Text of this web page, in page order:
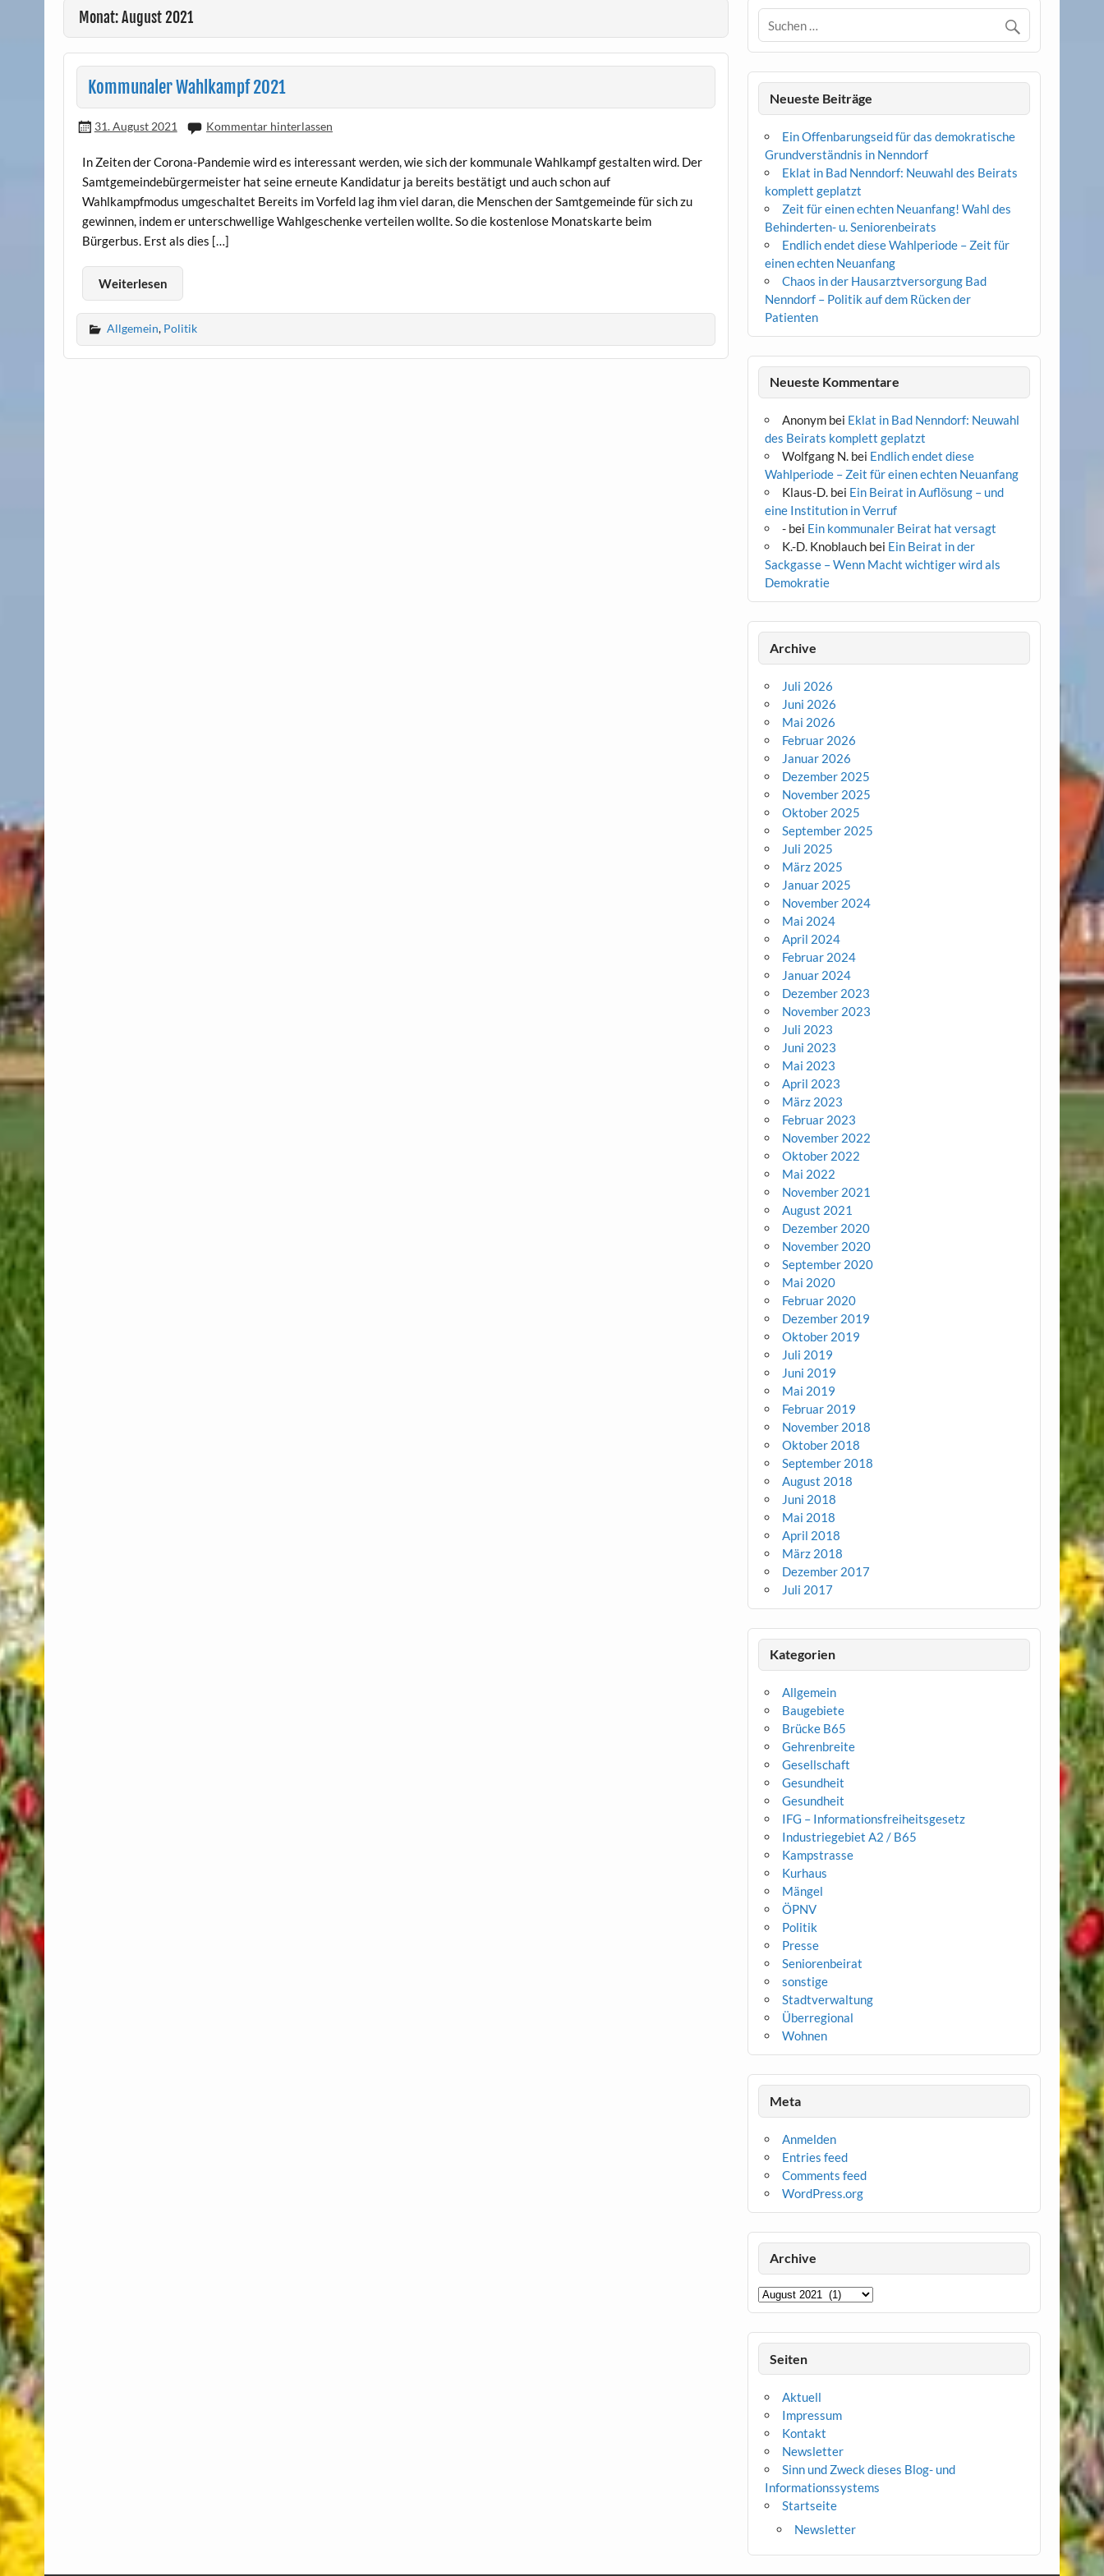
Monat: August 2021
Kommunaler Wahlkampf 2021
31. August 2021 Kommentar hinterlassen
In Zeiten der Corona-Pandemie wird es interessant werden, wie sich der kommunale Wahlkampf gestalten wird. Der
Samtgemeindebürgermeister hat seine erneute Kandidatur ja bereits bestätigt und auch schon auf
Wahlkampfmodus umgeschaltet Bereits im Vorfeld lag ihm viel daran, die Menschen der Samtgemeinde für sich zu
gewinnen, indem er unterschwellige Wahlgeschenke verteilen wollte. So die kostenlose Monatskarte beim
Bürgerbus. Erst als dies […]
Weiterlesen
Allgemein, Politik
Neueste Beiträge
Ein Offenbarungseid für das demokratische
Grundverständnis in Nenndorf
Eklat in Bad Nenndorf: Neuwahl des Beirats
komplett geplatzt
Zeit für einen echten Neuanfang! Wahl des
Behinderten- u. Seniorenbeirats
Endlich endet diese Wahlperiode – Zeit für
einen echten Neuanfang
Chaos in der Hausarztversorgung Bad
Nenndorf – Politik auf dem Rücken der
Patienten
Neueste Kommentare
Anonym bei Eklat in Bad Nenndorf: Neuwahl
des Beirats komplett geplatzt
Wolfgang N. bei Endlich endet diese
Wahlperiode – Zeit für einen echten Neuanfang
Klaus-D. bei Ein Beirat in Auflösung – und
eine Institution in Verruf
- bei Ein kommunaler Beirat hat versagt
K.-D. Knoblauch bei Ein Beirat in der
Sackgasse – Wenn Macht wichtiger wird als
Demokratie
Archive
Juli 2026
Juni 2026
Mai 2026
Februar 2026
Januar 2026
Dezember 2025
November 2025
Oktober 2025
September 2025
Juli 2025
März 2025
Januar 2025
November 2024
Mai 2024
April 2024
Februar 2024
Januar 2024
Dezember 2023
November 2023
Juli 2023
Juni 2023
Mai 2023
April 2023
März 2023
Februar 2023
November 2022
Oktober 2022
Mai 2022
November 2021
August 2021
Dezember 2020
November 2020
September 2020
Mai 2020
Februar 2020
Dezember 2019
Oktober 2019
Juli 2019
Juni 2019
Mai 2019
Februar 2019
November 2018
Oktober 2018
September 2018
August 2018
Juni 2018
Mai 2018
April 2018
März 2018
Dezember 2017
Juli 2017
Kategorien
Allgemein
Baugebiete
Brücke B65
Gehrenbreite
Gesellschaft
Gesundheit
Gesundheit
IFG – Informationsfreiheitsgesetz
Industriegebiet A2 / B65
Kampstrasse
Kurhaus
Mängel
ÖPNV
Politik
Presse
Seniorenbeirat
sonstige
Stadtverwaltung
Überregional
Wohnen
Meta
Anmelden
Entries feed
Comments feed
WordPress.org
Archive
Archive
Seiten
Aktuell
Impressum
Kontakt
Newsletter
Sinn und Zweck dieses Blog- und
Informationssystems
Startseite
Newsletter